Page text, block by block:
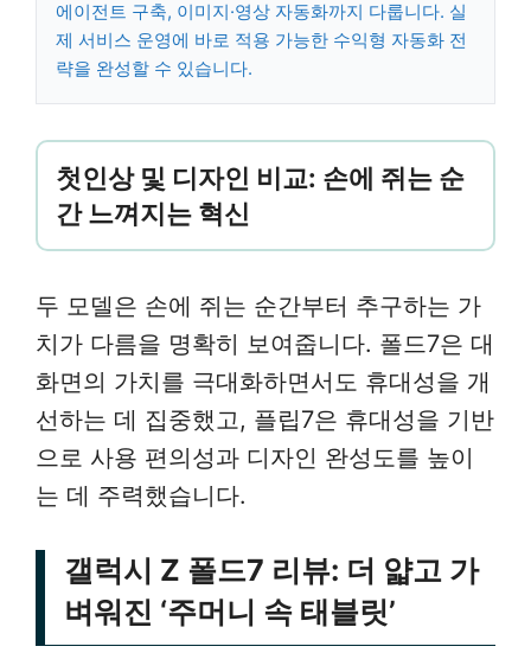
에이전트 구축, 이미지·영상 자동화까지 다룹니다. 실
제 서비스 운영에 바로 적용 가능한 수익형 자동화 전
략을 완성할 수 있습니다.
첫인상 및 디자인 비교: 손에 쥐는 순
간 느껴지는 혁신
두 모델은 손에 쥐는 순간부터 추구하는 가
치가 다름을 명확히 보여줍니다. 폴드7은 대
화면의 가치를 극대화하면서도 휴대성을 개
선하는 데 집중했고, 플립7은 휴대성을 기반
으로 사용 편의성과 디자인 완성도를 높이
는 데 주력했습니다.
갤럭시 Z 폴드7 리뷰: 더 얇고 가
벼워진 ‘주머니 속 태블릿’